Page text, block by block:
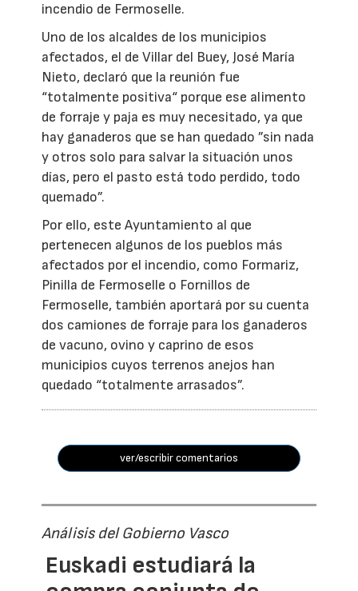
incendio de Fermoselle.
Uno de los alcaldes de los municipios
afectados, el de Villar del Buey, José María
Nieto, declaró que la reunión fue
“totalmente positiva“ porque ese alimento
de forraje y paja es muy necesitado, ya que
hay ganaderos que se han quedado ”sin nada
y otros solo para salvar la situación unos
días, pero el pasto está todo perdido, todo
quemado”.
Por ello, este Ayuntamiento al que
pertenecen algunos de los pueblos más
afectados por el incendio, como Formariz,
Pinilla de Fermoselle o Fornillos de
Fermoselle, también aportará por su cuenta
dos camiones de forraje para los ganaderos
de vacuno, ovino y caprino de esos
municipios cuyos terrenos anejos han
quedado “totalmente arrasados”.
ver/escribir comentarios
Análisis del Gobierno Vasco
Euskadi estudiará la